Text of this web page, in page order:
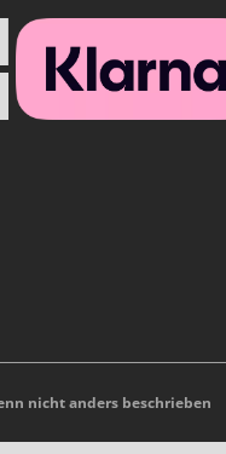
nicht anders beschrieben